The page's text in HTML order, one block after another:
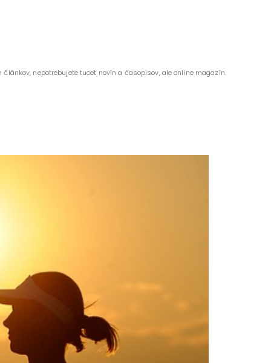
nepotrebujete tucet novín a časopisov, ale online magazín.